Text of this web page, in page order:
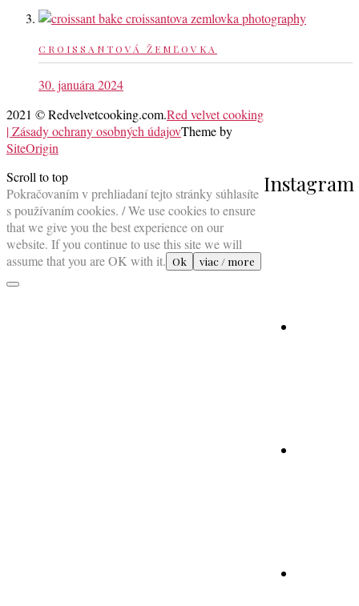
CROISSANTOVÁ ŽEMĽOVKA
30. januára 2024
Instagram
2021 © Redvelvetcooking.com.Red velvet cooking
| Zásady ochrany osobných údajovTheme by
SiteOrigin
Scroll to top
Pokračovaním v prehliadaní tejto stránky súhlasíte
s používaním cookies. / We use cookies to ensure
that we give you the best experience on our
website. If you continue to use this site we will
assume that you are OK with it. Ok viac / more